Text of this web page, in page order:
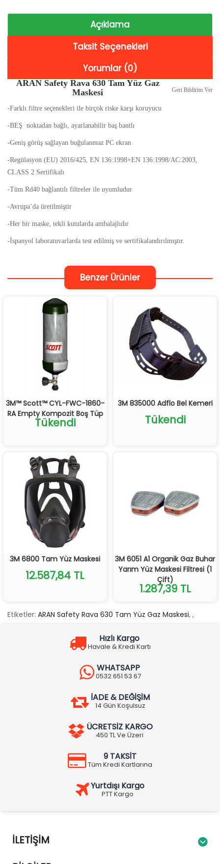
Açıklama
Taksit Seçenekleri
Yorumlar (0)
ARAN Safety Rava 630 Tam Yüz Gaz
Maskesi
Geri Bildirim Ver
-Farklı filtre seçenekleri ile birçok riske karşı koruyucu
-BEŞ noktadan bağlı, ayarlanabilir baş bantlı
-Geniş görüş sağlayan buğulanmaz PC ekran
-Regülasyon (EU) 2016/425, EN 136:1998+EN 136:1998/AC:2003,
CLASS 2 Sertifikalı
-Tüm Rd40 bağlantılı filtreler ile uyumludur
-Avrupa’da üretilmiştir
-Her bir maske, tekli kutularda ambalajlıdır
-İspanyol laboratuvarlarda test edilmiş ve sertifikalandırılmıştır.
Benzer Ürünler
3M™ Scott™ CYL-FWC-1860-
RA Empty Kompozit Boş Tüp
Tükendi
3M 835000 Adflo Bel Kemeri
Tükendi
3M 6800 Tam Yüz Maskesi
12.587,84 TL
3M 6051 A1 Organik Gaz Buhar
Yarım Yüz Maskesi Filtresi (1
Çift)
1.287,39 TL
Etiketler: ARAN Safety Rava 630 Tam Yüz Gaz Maskesi, ,
Hızlı Kargo
Havale & Kredi Kartı
WHATSAPP
0532 651 53 67
İADE & DEĞİŞİM
14 Gün Koşulsuz
ÜCRETSİZ KARGO
450 TL Ve Üzeri
9 TAKSİT
Tüm Kredi Kartlarına
Yurtdışı Kargo
PTT Kargo
İLETIŞIM